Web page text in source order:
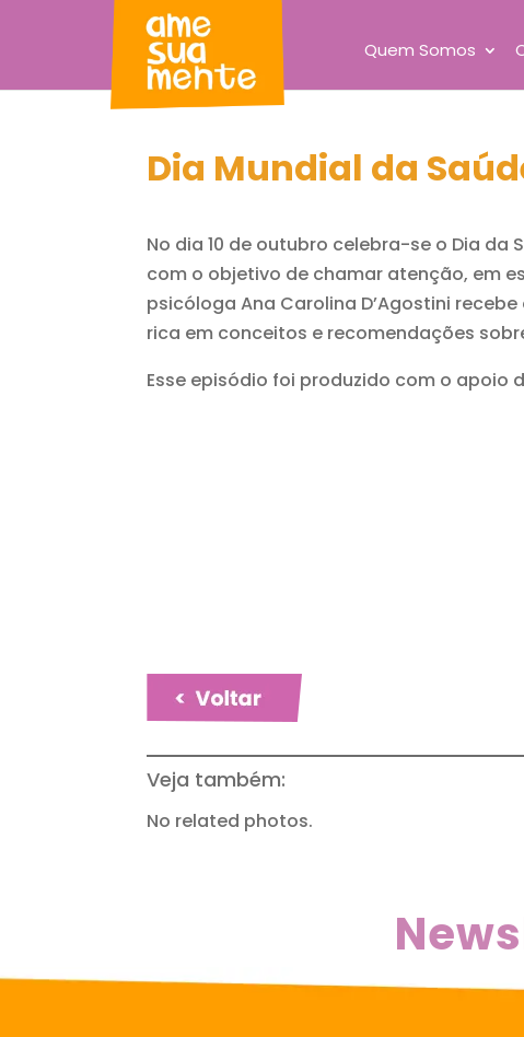
Quem Somos
Dia Mundial da
No dia 10 de outubro celebra-se o Dia da
com o objetivo de chamar atenção, em
psicóloga Ana Carolina D’Agostini
rica em conceitos e recomendações
Esse episódio foi produzido com o apoio
Veja também:
No related photos.